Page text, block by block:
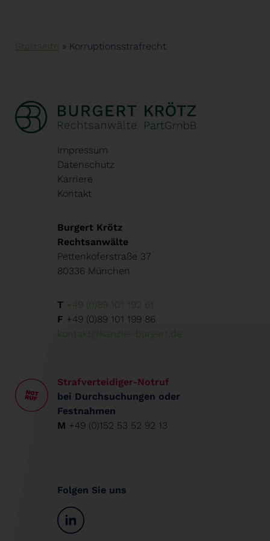
Startseite » Korruptionsstrafrecht
Impressum
Datenschutz
Karriere
Kontakt
Burgert Krötz
Rechtsanwälte
Pettenkoferstraße 37
80336 München
T +49 (0)89 101 192 61
F +49 (0)89 101 199 86
kontakt@kanzlei-burgert.de
Strafverteidiger-Notruf
bei Durchsuchungen oder
Festnahmen
M +49 (0)152 53 52 92 13
Folgen Sie uns